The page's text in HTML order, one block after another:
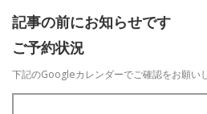
記事の前にお知らせです
ご予約状況
下記のGoogleカレンダーでご確認をお願いし